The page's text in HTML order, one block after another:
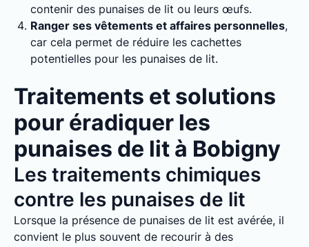
contenir des punaises de lit ou leurs œufs.
Ranger ses vêtements et affaires personnelles,
car cela permet de réduire les cachettes
potentielles pour les punaises de lit.
Traitements et solutions
pour éradiquer les
punaises de lit à Bobigny
Les traitements chimiques
contre les punaises de lit
Lorsque la présence de punaises de lit est avérée, il
convient le plus souvent de recourir à des